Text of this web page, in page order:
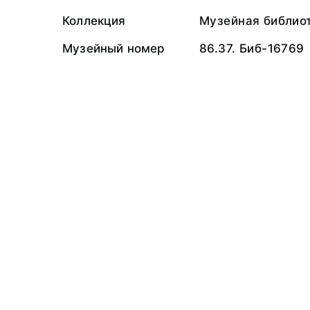
Коллекция
Музейная
Музейный номер
86.37. Биб-16769